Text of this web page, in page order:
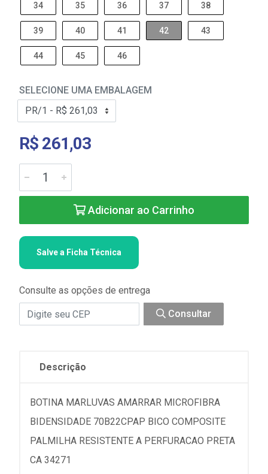
34 35 36 37 38
39 40 41 42 43
44 45 46
SELECIONE UMA EMBALAGEM
R$ 261,03
Adicionar ao Carrinho
Salve a Ficha Técnica
Consulte as opções de entrega
Consultar
Descrição
BOTINA MARLUVAS AMARRAR MICROFIBRA
BIDENSIDADE 70B22CPAP BICO COMPOSITE
PALMILHA RESISTENTE A PERFURACAO PRETA
CA 34271